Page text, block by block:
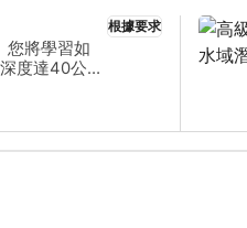
您將學習如
度達40公尺
各項功能，
腦功能的使
成有限減壓
探索令人驚
根據要求